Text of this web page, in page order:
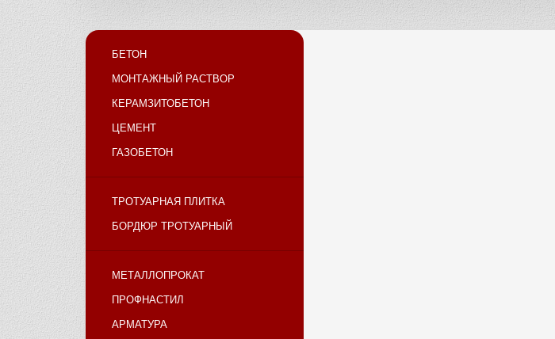
БЕТОН
МОНТАЖНЫЙ РАСТВОР
КЕРАМЗИТОБЕТОН
ЦЕМЕНТ
ГАЗОБЕТОН
ТРОТУАРНАЯ ПЛИТКА
БОРДЮР ТРОТУАРНЫЙ
МЕТАЛЛОПРОКАТ
ПРОФНАСТИЛ
АРМАТУРА